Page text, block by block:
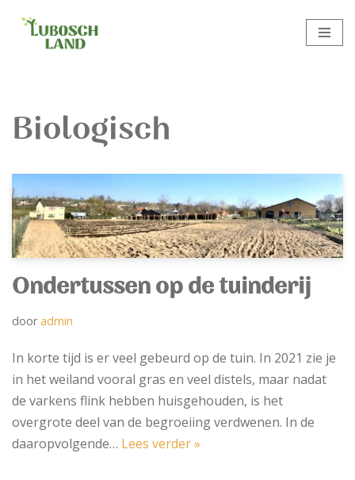
Meteen
Biologisch
Ondertussen op de tuinderij
dooradmin
In korte tijd is er veel gebeurd op de tuin. In 2021 zie je
in het weiland vooral gras en veel distels, maar nadat
de varkens flink hebben huisgehouden, is het
overgrote deel van de begroeiing verdwenen. In de
daaropvolgende… Lees verder »